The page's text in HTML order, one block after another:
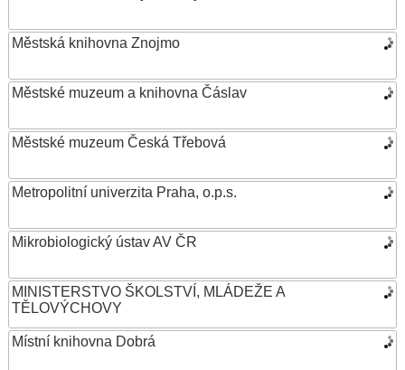
Městská knihovna Znojmo
Městské muzeum a knihovna Čáslav
Městské muzeum Česká Třebová
Metropolitní univerzita Praha, o.p.s.
Mikrobiologický ústav AV ČR
MINISTERSTVO ŠKOLSTVÍ, MLÁDEŽE A
TĚLOVÝCHOVY
Místní knihovna Dobrá